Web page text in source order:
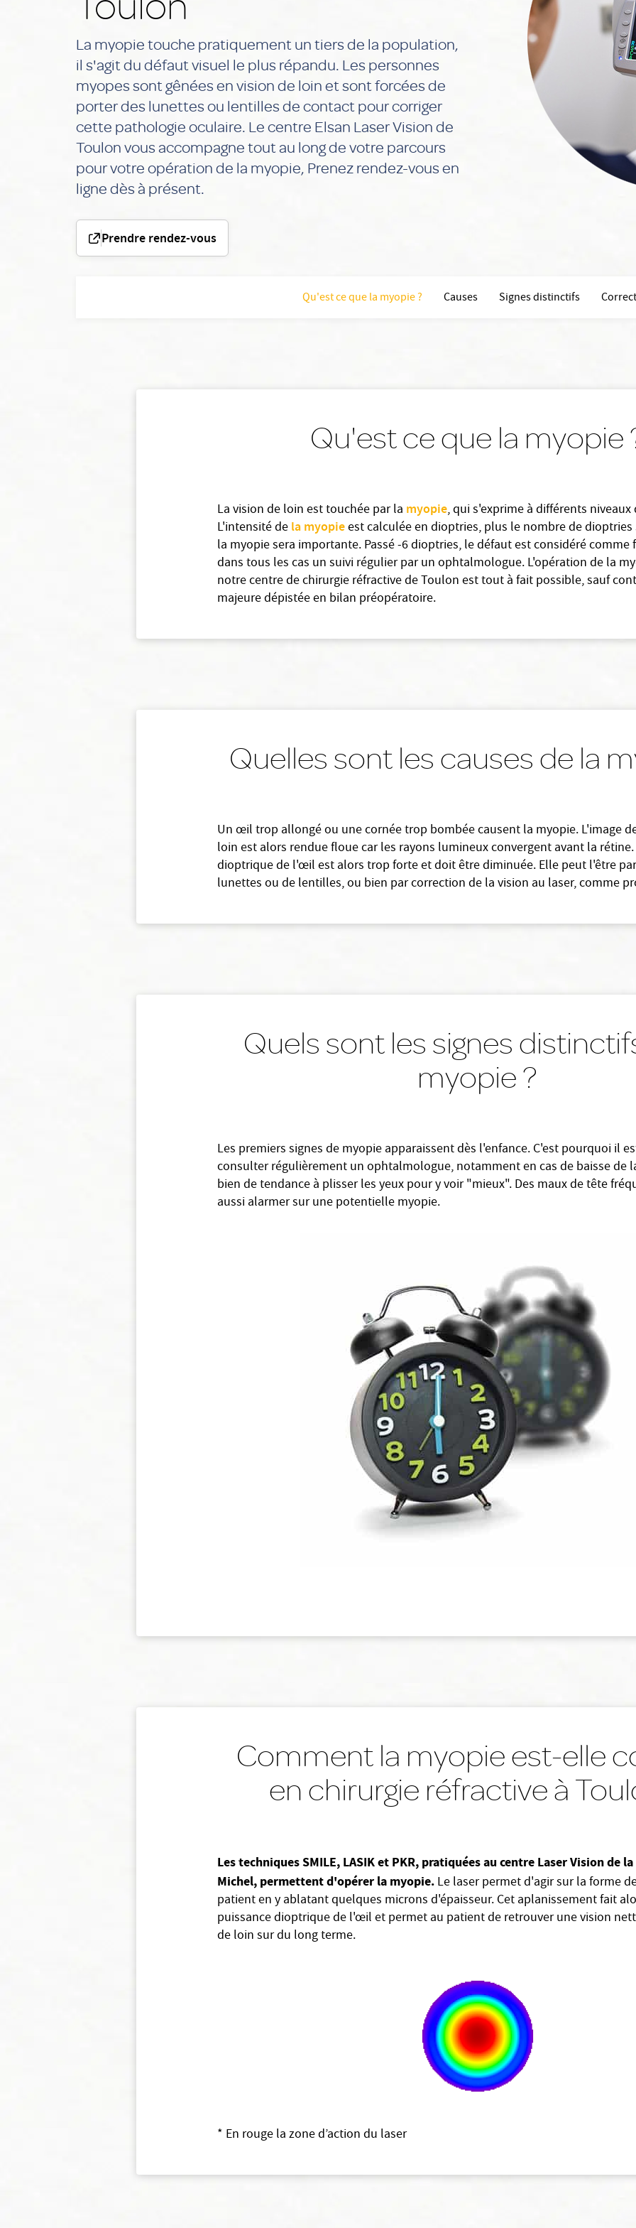
La myopie touche pratiquement un tiers de la population,
il s'agit du défaut visuel le plus répandu. Les personnes
myopes sont gênées en vision de loin et sont forcées de
porter des lunettes ou lentilles de contact pour corriger
cette pathologie oculaire. Le centre Elsan Laser Vision de
Toulon vous accompagne tout au long de votre parcours
pour votre opération de la myopie, Prenez rendez-vous en
ligne dès à présent.
Prendre rendez-vous
Qu'est ce que la myopie ? Causes Signes distinctifs
Qu'est ce que la myopie
La vision de loin est touchée par la myopie, qui s'exprime à différents
L'intensité dela myopieest calculée en dioptries, plus le nombre de dioptries
la myopie sera importante. Passé -6 dioptries, le défaut est considéré comme
dans tous les cas un suivi régulier par un ophtalmologue. L'opération de la
notre centre de chirurgie réfractive de Toulon est tout à fait possible, sauf
majeure dépistée en bilan préopératoire.
Quelles sont les causes de la
Un œil trop allongé ou une cornée trop bombée causent la myopie. L'image
loin est alors rendue floue car les rayons lumineux convergent avant la
dioptrique de l'œil est alors trop forte et doit être diminuée. Elle peut l'être
lunettes ou de lentilles, ou bien par correction de la vision au laser, comme
Quels sont les signes
myopie ?
Les premiers signes de myopie apparaissent dès l'enfance. C'est pourquoi il
consulter régulièrement un ophtalmologue, notamment en cas de baisse de
bien de tendance à plisser les yeux pour y voir "mieux". Des maux de tête
aussi alarmer sur une potentielle myopie.
Comment la myopie est-elle
en chirurgie réfractive à
Les techniques SMILE, LASIK et PKR, pratiquées au centre Laser Vision de
Michel, permettent d'opérer la myopie. Le laser permet d'agir sur la forme
patient en y ablatant quelques microns d'épaisseur. Cet aplanissement fait
puissance dioptrique de l'œil et permet au patient de retrouver une vision
de loin sur du long terme.
* En rouge la zone d’action du laser